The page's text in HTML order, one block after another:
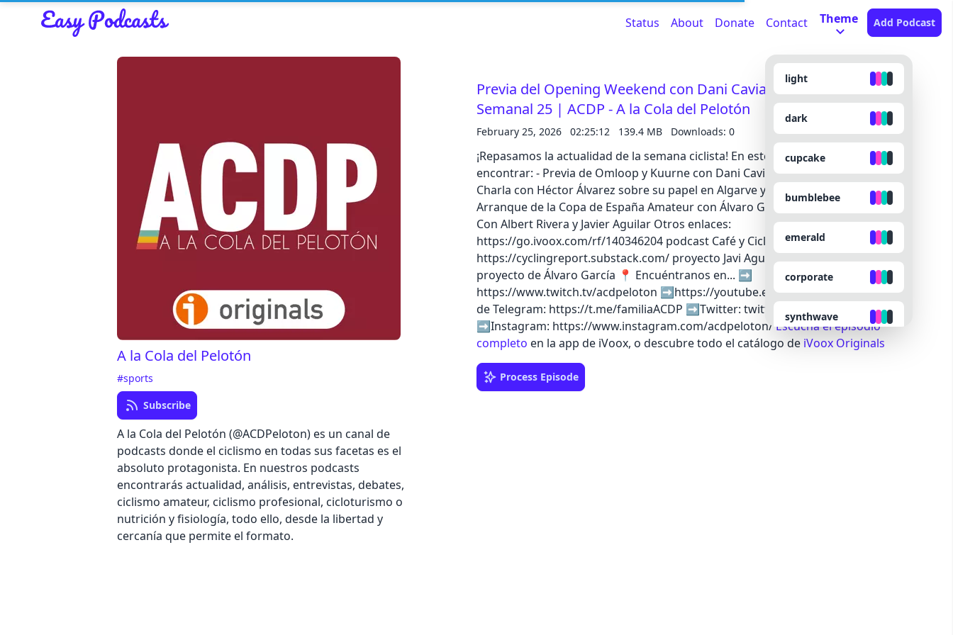
here
Cancel Save
Status About Donate Contact Theme
light
dark
cupcake
bumblebee
emerald
corporate
synthwave
Add Podcast
A la Cola del Pelotón
#sports
Subscribe
A la Cola del Pelotón (@ACDPeloton) es un canal de
podcasts donde el ciclismo en todas sus facetas es el
absoluto protagonista. En nuestros podcasts
encontrarás actualidad, análisis, entrevistas, debates,
ciclismo amateur, ciclismo profesional, cicloturismo o
nutrición y fisiología, todo ello, desde la libertad y
cercanía que permite el formato.
Cancel
Previa del Opening Weekend con Dani Cavia y Héctor Álvarez |
Semanal 25 | ACDP - A la Cola del Pelotón
February 25, 2026 02:25:12 139.4 MB Downloads: 0
¡Repasamos la actualidad de la semana ciclista! En este programa podréis
encontrar: - Previa de Omloop y Kuurne con Dani Cavi, ciclista del Burgos BH -
Charla con Héctor Álvarez sobre su papel en Algarve y su debut en las clásicas -
Arranque de la Copa de España Amateur con Álvaro García de ElPeloton.net 🗣️
Con Albert Rivera y Javier Aguilar Otros enlaces:
https://go.ivoox.com/rf/140346204 podcast Café y Ciclismo
https://cyclingreport.substack.com/ proyecto Javi Aguilar https://elpeloton.net
proyecto de Álvaro García 📍 Encuéntranos en... ➡️
https://www.twitch.tv/acdpeloton ➡️https://youtube.es/ACDPeloton ➡️Grupo
de Telegram: https://t.me/familiaACDP ➡️Twitter: twitter.com/ACDPeloton
➡️Instagram: https://www.instagram.com/acdpeloton/Escucha el episodio
completo en la app de iVoox, o descubre todo el catálogo de iVoox Originals
Process Episode